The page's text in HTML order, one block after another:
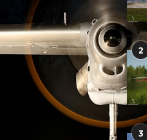
2
3